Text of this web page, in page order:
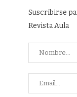
Suscribirse
Revista Aula